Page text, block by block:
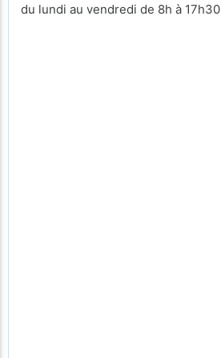
du lundi au vendredi de 8h à 17h30